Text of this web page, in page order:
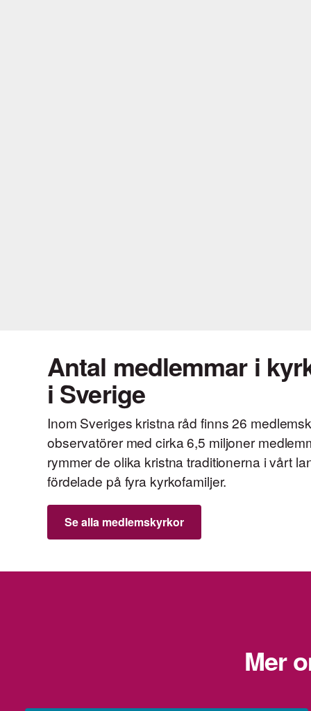
Antal medlemmar i
i Sverige
Inom Sveriges kristna råd finns 26
observatörer med cirka 6,5 miljoner
rymmer de olika kristna traditionerna i vårt
fördelade på fyra kyrkofamiljer.
Se alla medlemskyrkor
Mer